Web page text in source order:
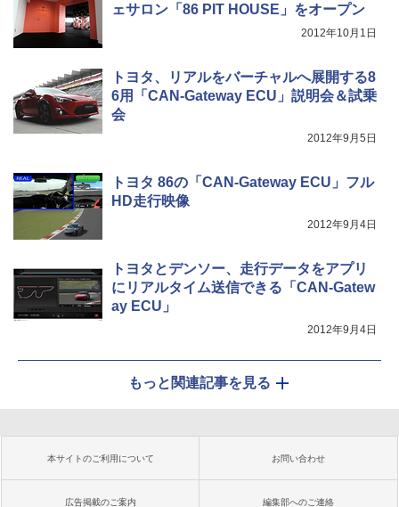
ェサロン「86 PIT HOUSE」をオープン
2012年10月1日
トヨタ、リアルをバーチャルへ展開する8
6用「CAN-Gateway ECU」説明会＆試乗
会
2012年9月5日
トヨタ 86の「CAN-Gateway ECU」フル
HD走行映像
2012年9月4日
トヨタとデンソー、走行データをアプリ
にリアルタイム送信できる「CAN-Gatew
ay ECU」
2012年9月4日
もっと関連記事を見る
本サイトのご利用について お問い合わせ
広告掲載のご案内 編集部へのご連絡